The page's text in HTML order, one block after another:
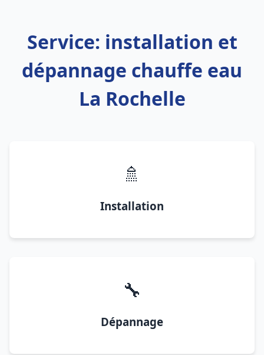
Service: installation et
dépannage chauffe eau
La Rochelle
🚿
Installation
🔧
Dépannage